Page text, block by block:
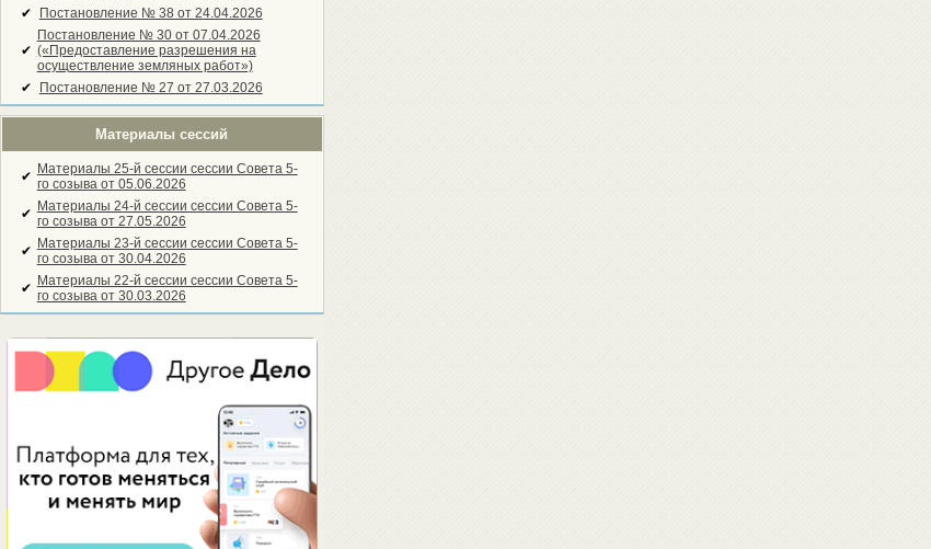
✔
Постановление № 38 от 24.04.2026
✔
Постановление № 30 от 07.04.2026
(«Предоставление разрешения на
осуществление земляных работ»)
✔
Постановление № 27 от 27.03.2026
Материалы сессий
✔ Материалы 25-й сессии сессии Совета 5-
го созыва от 05.06.2026
✔ Материалы 24-й сессии сессии Совета 5-
го созыва от 27.05.2026
✔ Материалы 23-й сессии сессии Совета 5-
го созыва от 30.04.2026
✔ Материалы 22-й сессии сессии Совета 5-
го созыва от 30.03.2026